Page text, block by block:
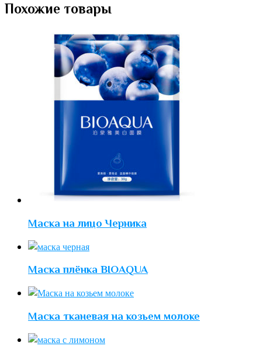
Похожие товары
Маска на лицо Черника
Маска плёнка BIOAQUA
Маска тканевая на козьем молоке